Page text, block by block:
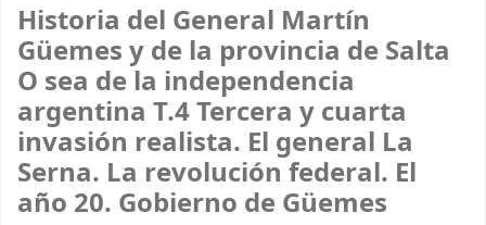
Historia del General Martín
Güemes y de la provincia de Salta
O sea de la independencia
argentina T.4 Tercera y cuarta
invasión realista. El general La
Serna. La revolución federal. El
año 20. Gobierno de Güemes